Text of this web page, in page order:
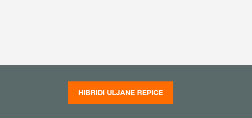
HIBRIDI ULJANE REPICE